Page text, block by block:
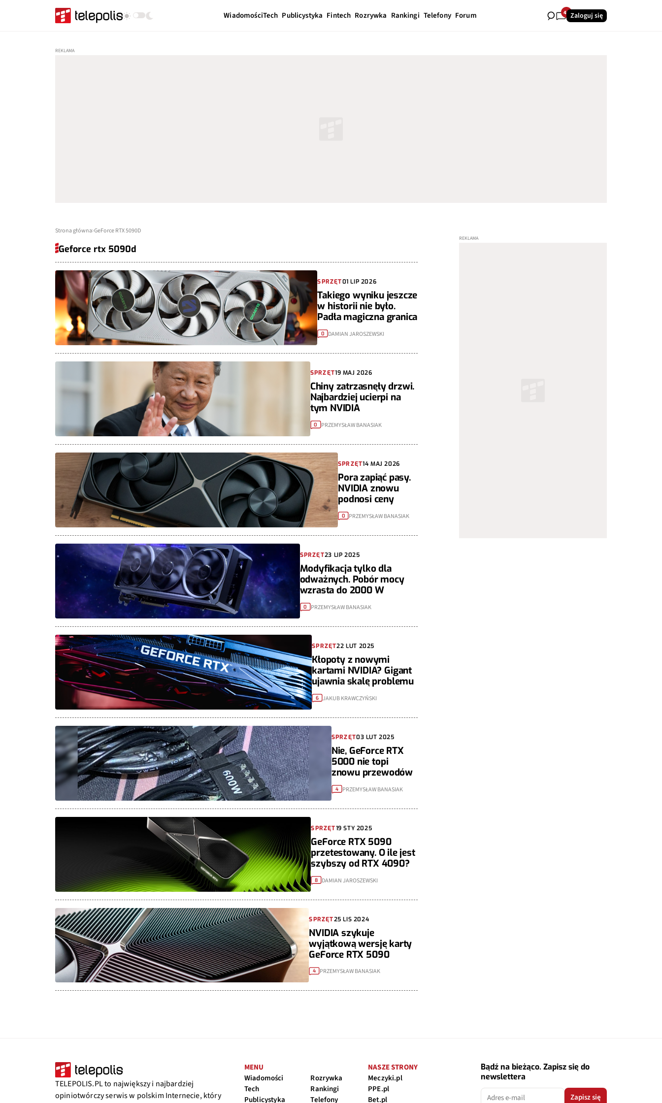
WiadomościTech Publicystyka Fintech Rozrywka Rankingi Telefony Forum 41Zaloguj się
Strona główna GeForce RTX 5090D
Geforce rtx 5090d
SPRZĘT01 LIP 2026
Takiego wyniku jeszcze
w historii nie było.
Padła magiczna granica
0 DAMIAN JAROSZEWSKI
SPRZĘT19 MAJ 2026
Chiny zatrzasnęły drzwi.
Najbardziej ucierpi na
tym NVIDIA
0 PRZEMYSŁAW BANASIAK
SPRZĘT14 MAJ 2026
Pora zapiąć pasy.
NVIDIA znowu
podnosi ceny
0 PRZEMYSŁAW BANASIAK
SPRZĘT23 LIP 2025
Modyfikacja tylko dla
odważnych. Pobór mocy
wzrasta do 2000 W
0 PRZEMYSŁAW BANASIAK
SPRZĘT22 LUT 2025
Kłopoty z nowymi
kartami NVIDIA? Gigant
ujawnia skalę problemu
6 JAKUB KRAWCZYŃSKI
SPRZĘT03 LUT 2025
Nie, GeForce RTX
5000 nie topi
znowu przewodów
4 PRZEMYSŁAW BANASIAK
SPRZĘT19 STY 2025
GeForce RTX 5090
przetestowany. O ile jest
szybszy od RTX 4090?
8 DAMIAN JAROSZEWSKI
SPRZĘT25 LIS 2024
NVIDIA szykuje
wyjątkową wersję karty
GeForce RTX 5090
4 PRZEMYSŁAW BANASIAK
TELEPOLIS.PL to największy i najbardziej
opiniotwórczy serwis w polskim Internecie, który
MENU
Wiadomości
Tech
Publicystyka
Rozrywka
Rankingi
Telefony
NASZE STRONY
Meczyki.pl
PPE.pl
Bet.pl
Bądź na bieżąco. Zapisz się do
newslettera
Zapisz się